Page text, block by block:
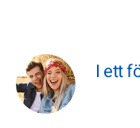
I ett